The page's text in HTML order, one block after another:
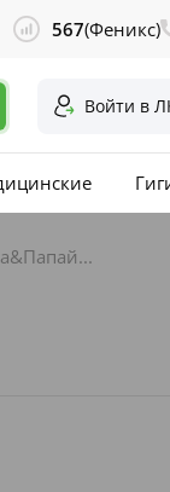
567(Феникс)
Войти в